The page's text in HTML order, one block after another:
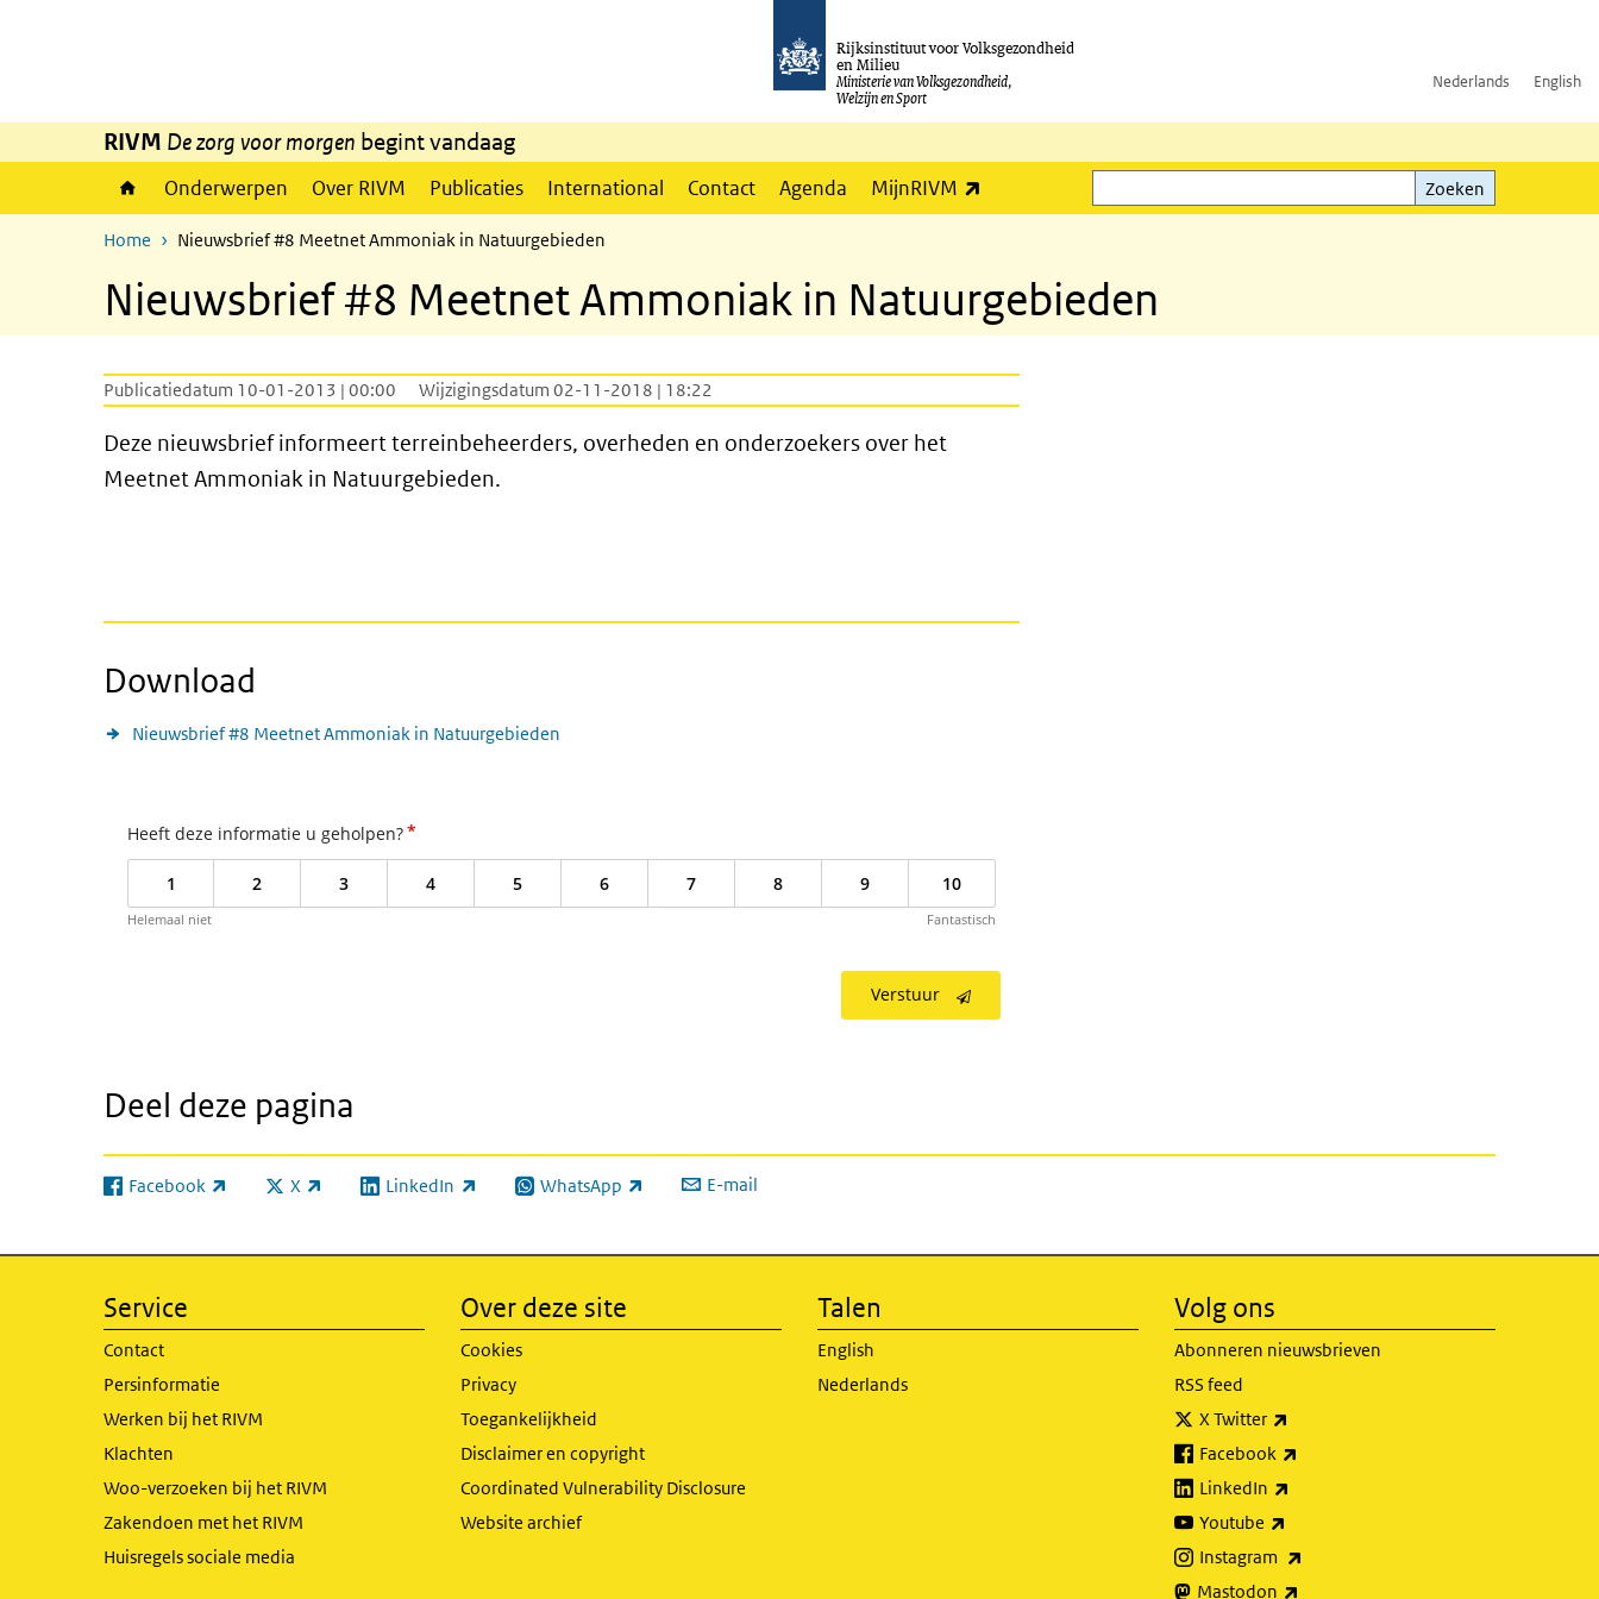
Rijksinstituut voor Volksgezondheid
en Milieu
Ministerie van Volksgezondheid,
Welzijn en Sport
Nederlands English
RIVM De zorg voor morgen begint vandaag
Onderwerpen Over RIVM Publicaties International Contact Agenda MijnRIVM
Zoeken
Zoeken
Home Nieuwsbrief #8 Meetnet Ammoniak in Natuurgebieden
Nieuwsbrief #8 Meetnet Ammoniak in Natuurgebieden
Publicatiedatum 10-01-2013 | 00:00 Wijzigingsdatum 02-11-2018 | 18:22
Deze nieuwsbrief informeert terreinbeheerders, overheden en onderzoekers over het
Meetnet Ammoniak in Natuurgebieden.
Download
Nieuwsbrief #8 Meetnet Ammoniak in Natuurgebieden
Heeft deze informatie u geholpen?*
1 2 3 4 5 6 7 8 9 10
Helemaal niet Fantastisch
Verstuur
Deel deze pagina
Facebook
(externe link) X
(externe link) LinkedIn
(externe link) WhatsApp
(externe link) E-mail
Service
Contact
Persinformatie
Werken bij het RIVM
Klachten
Woo-verzoeken bij het RIVM
Zakendoen met het RIVM
Huisregels sociale media
Over deze site
Cookies
Privacy
Toegankelijkheid
Disclaimer en copyright
Coordinated Vulnerability Disclosure
Website archief
Talen
English
Nederlands
Volg ons
Abonneren nieuwsbrieven
RSS feed
X Twitter
Facebook
LinkedIn
Youtube
Instagram
Mastodon